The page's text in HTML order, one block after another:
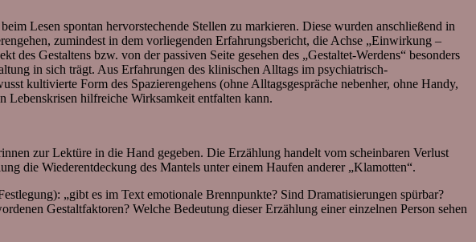
Lesen spontan hervorstechende Stellen zu markieren. Diese wurden anschließend in
zumindest in dem vorliegenden Erfahrungsbericht, die Achse „Einwirkung –
Gestaltens bzw. von der passiven Seite gesehen des „Gestaltet-Werdens“ besonders
in sich trägt. Aus Erfahrungen des klinischen Alltags im psychiatrisch-
kultivierte Form des Spazierengehens (ohne Alltagsgespräche nebenher, ohne Handy,
Lebenskrisen hilfreiche Wirksamkeit entfalten kann.
zur Lektüre in die Hand gegeben. Die Erzählung handelt vom scheinbaren Verlust
die Wiederentdeckung des Mantels unter einem Haufen anderer „Klamotten“.
„gibt es im Text emotionale Brennpunkte? Sind Dramatisierungen spürbar?
Gestaltfaktoren? Welche Bedeutung dieser Erzählung einer einzelnen Person sehen